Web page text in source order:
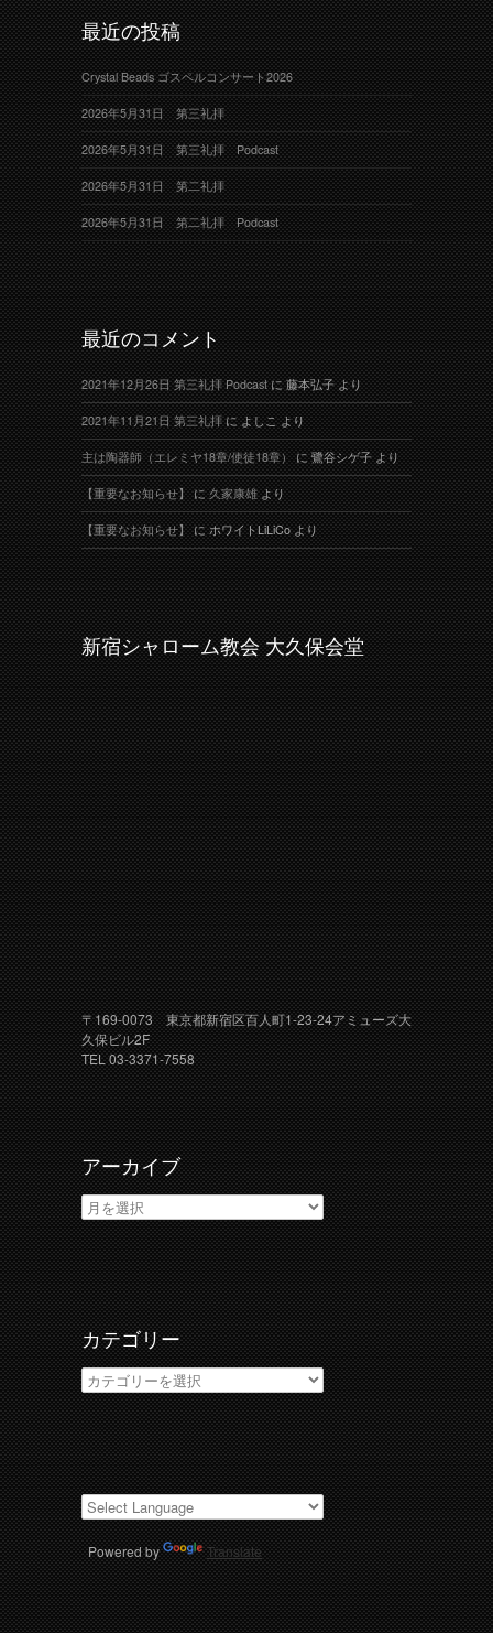
最近の投稿
Crystal Beads ゴスペルコンサート2026
2026年5月31日 第三礼拝
2026年5月31日 第三礼拝 Podcast
2026年5月31日 第二礼拝
2026年5月31日 第二礼拝 Podcast
最近のコメント
2021年12月26日 第三礼拝 Podcastに藤本弘子より
2021年11月21日 第三礼拝によしこより
主は陶器師（エレミヤ18章/使徒18章）に鷺谷シゲ子より
【重要なお知らせ】に久家康雄より
【重要なお知らせ】にホワイトLiLiCoより
新宿シャローム教会 大久保会堂
〒169-0073 東京都新宿区百人町1-23-24アミューズ大
久保ビル2F
TEL 03-3371-7558
アーカイブ
ア
ー
カ
イ
ブ
カテゴリー
カ
テ
ゴ
リ
ー
Powered by Translate